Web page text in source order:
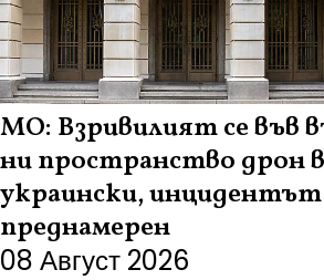
МО: Взривилият се във
ни пространство дрон
украински, инцидентът
преднамерен
08 Август 2026